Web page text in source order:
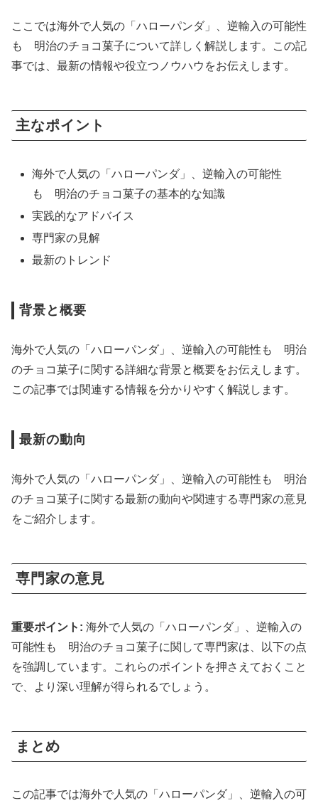
ここでは海外で人気の「ハローパンダ」、逆輸入の可能性
も 明治のチョコ菓子について詳しく解説します。この記
事では、最新の情報や役立つノウハウをお伝えします。
主なポイント
海外で人気の「ハローパンダ」、逆輸入の可能性
も 明治のチョコ菓子の基本的な知識
実践的なアドバイス
専門家の見解
最新のトレンド
背景と概要
海外で人気の「ハローパンダ」、逆輸入の可能性も 明治
のチョコ菓子に関する詳細な背景と概要をお伝えします。
この記事では関連する情報を分かりやすく解説します。
最新の動向
海外で人気の「ハローパンダ」、逆輸入の可能性も 明治
のチョコ菓子に関する最新の動向や関連する専門家の意見
をご紹介します。
専門家の意見
重要ポイント: 海外で人気の「ハローパンダ」、逆輸入の
可能性も 明治のチョコ菓子に関して専門家は、以下の点
を強調しています。これらのポイントを押さえておくこと
で、より深い理解が得られるでしょう。
まとめ
この記事では海外で人気の「ハローパンダ」、逆輸入の可